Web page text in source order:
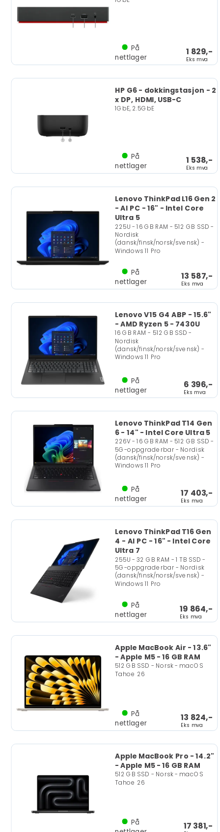
1 829,-
Eks mva
På
nettlager
HP G6 - dokkingstasjon - 2
x DP, HDMI, USB-C
1GbE, 2.5GbE
1 538,-
Eks mva
På
nettlager
Lenovo ThinkPad L16 Gen 2
- AI PC - 16" - Intel Core
Ultra 5
225U - 16 GB RAM - 512 GB SSD -
Nordisk
(dansk/finsk/norsk/svensk) -
Windows 11 Pro
13 587,-
Eks mva
På
nettlager
Lenovo V15 G4 ABP - 15.6"
- AMD Ryzen 5 - 7430U
16 GB RAM - 512 GB SSD -
Nordisk
(dansk/finsk/norsk/svensk) -
Windows 11 Pro
6 396,-
Eks mva
På
nettlager
Lenovo ThinkPad T14 Gen
6 - 14" - Intel Core Ultra 5
226V - 16 GB RAM - 512 GB SSD -
5G-oppgraderbar - Nordisk
(dansk/finsk/norsk/svensk) -
Windows 11 Pro
17 403,-
Eks mva
På
nettlager
Lenovo ThinkPad T16 Gen
4 - AI PC - 16" - Intel Core
Ultra 7
255U - 32 GB RAM - 1 TB SSD -
5G-oppgraderbar - Nordisk
(dansk/finsk/norsk/svensk) -
Windows 11 Pro
19 864,-
Eks mva
På
nettlager
Apple MacBook Air - 13.6"
- Apple M5 - 16 GB RAM
512 GB SSD - Norsk - macOS
Tahoe 26
13 824,-
Eks mva
På
nettlager
Apple MacBook Pro - 14.2"
- Apple M5 - 16 GB RAM
512 GB SSD - Norsk - macOS
Tahoe 26
17 381,-
På